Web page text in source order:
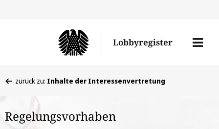
den
Lobbyregister
Menü
befinden
hier:
zurück zu: Inhalte der Interessenvertretung
Regelungsvorhaben